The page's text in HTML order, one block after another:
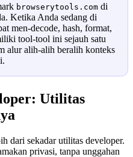
browserytools.com di
Ketika Anda sedang di
men-decode, hash, format,
tool-tool ini sejauh satu
alur alih-alih beralih konteks
Utilitas
dari sekadar utilitas developer.
privasi, tanpa unggahan